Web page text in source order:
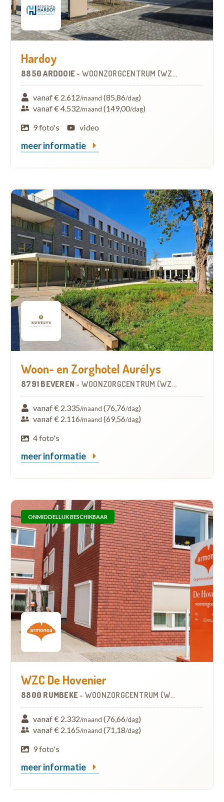
Hardoy
8850 ARDOOIE - WOONZORGCENTRUM (WZC)
vanaf € 2.612/maand (85,86/dag)
vanaf € 4.532/maand (149,00/dag)
9 foto's
video
meer informatie
Woon- en Zorghotel Aurélys
8791 BEVEREN - WOONZORGCENTRUM (WZC)
vanaf € 2.335/maand (76,76/dag)
vanaf € 2.116/maand (69,56/dag)
4 foto's
meer informatie
ONMIDDELLIJK BESCHIKBAAR
WZC De Hovenier
8800 RUMBEKE - WOONZORGCENTRUM (WZC)
vanaf € 2.332/maand (76,66/dag)
vanaf € 2.165/maand (71,18/dag)
9 foto's
meer informatie